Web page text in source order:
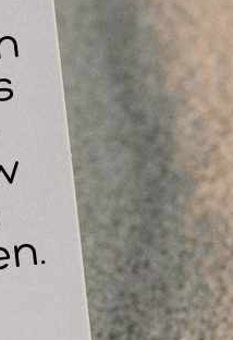
plant afkomstiguit Afrika,
glycosiden, de
genoemd naar z'n
middel bij allerhande
en Brandnetel.
Daarom is het